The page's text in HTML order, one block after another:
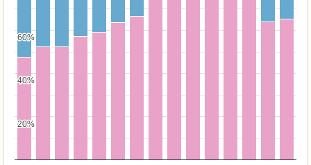
20%
20%
40%
40%
60%
60%